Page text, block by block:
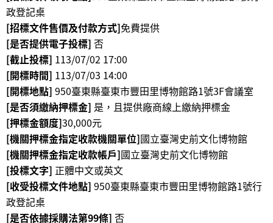
訊
安
全
宣
告
為
民
服
務
白
皮
書
政
政登記桌
[招標文件售價及付款方式]免費提供
[是否提供電子投標] 否
[截止投標] 113/07/02 17:00
[開標時間] 113/07/03 14:00
[開標地點] 950臺東縣臺東市豐田里博物館路1號3F會議室
[是否須繳納押標金] 是，且提供廠商線上繳納押標金
[押標金額度]30,000元
[機關押標金指定收款機關單位]國立臺灣史前文化博物館
[機關押標金指定收款帳戶]國立臺灣史前文化博物館
[投標文字] 正體中文或英文
[收受投標文件地點] 950臺東縣臺東市豐田里博物館路1號行
政登記桌
[是否依據採購法第99條] 否